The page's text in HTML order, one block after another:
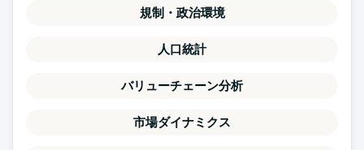
規制・政治環境
人口統計
バリューチェーン分析
市場ダイナミクス